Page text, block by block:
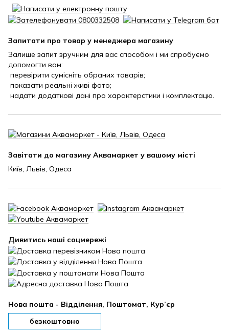
Запитати про товар у менеджера магазину
Залише запит зручним для вас способом і ми спробуємо
допомогти вам:
перевірити сумісніть обраних товарів;
показати реальні живі фото;
надати додаткові дані про характерстики і комплектацю.
Завітати до магазину Аквамаркет у вашому місті
Київ, Львів, Одеса
Дивитись наші соцмережі
Нова пошта - Відділення, Поштомат, Кур’єр
безкоштовно